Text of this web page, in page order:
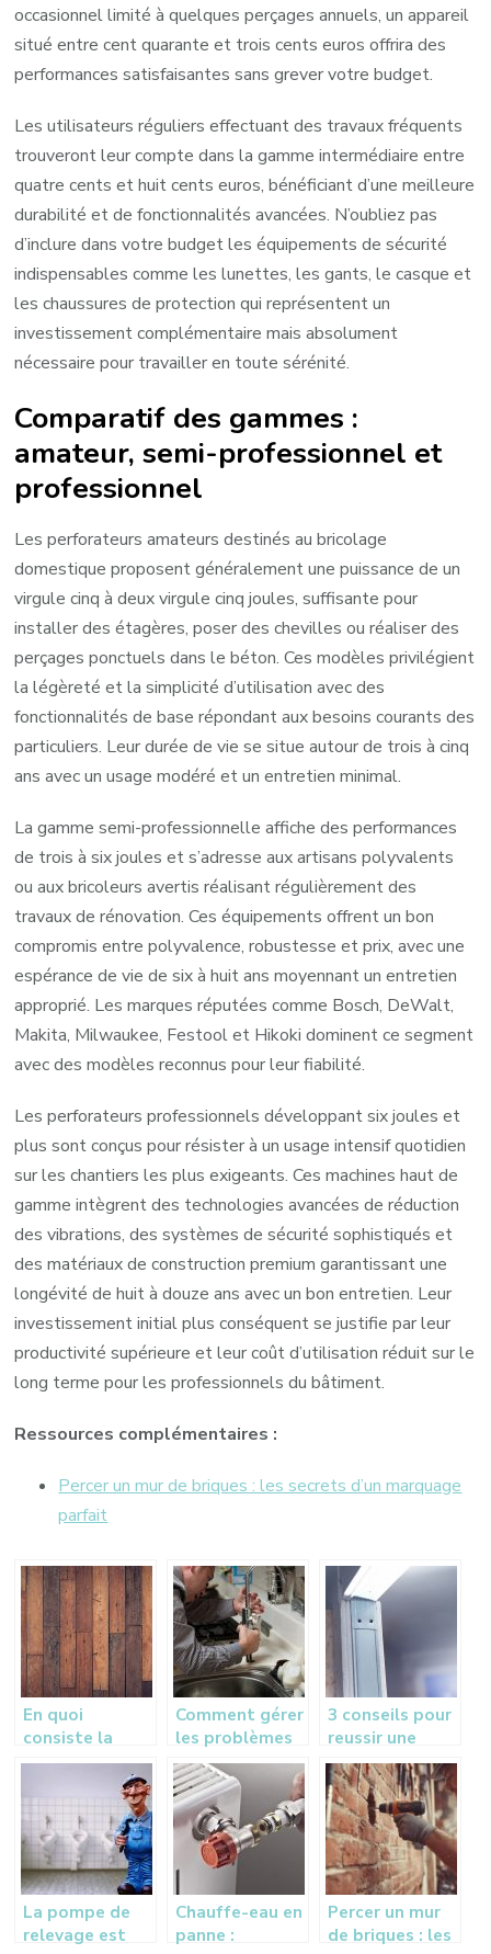
occasionnel limité à quelques perçages annuels, un appareil
situé entre cent quarante et trois cents euros offrira des
performances satisfaisantes sans grever votre budget.
Les utilisateurs réguliers effectuant des travaux fréquents
trouveront leur compte dans la gamme intermédiaire entre
quatre cents et huit cents euros, bénéficiant d’une meilleure
durabilité et de fonctionnalités avancées. N’oubliez pas
d’inclure dans votre budget les équipements de sécurité
indispensables comme les lunettes, les gants, le casque et
les chaussures de protection qui représentent un
investissement complémentaire mais absolument
nécessaire pour travailler en toute sérénité.
Comparatif des gammes :
amateur, semi-professionnel et
professionnel
Les perforateurs amateurs destinés au bricolage
domestique proposent généralement une puissance de un
virgule cinq à deux virgule cinq joules, suffisante pour
installer des étagères, poser des chevilles ou réaliser des
perçages ponctuels dans le béton. Ces modèles privilégient
la légèreté et la simplicité d’utilisation avec des
fonctionnalités de base répondant aux besoins courants des
particuliers. Leur durée de vie se situe autour de trois à cinq
ans avec un usage modéré et un entretien minimal.
La gamme semi-professionnelle affiche des performances
de trois à six joules et s’adresse aux artisans polyvalents
ou aux bricoleurs avertis réalisant régulièrement des
travaux de rénovation. Ces équipements offrent un bon
compromis entre polyvalence, robustesse et prix, avec une
espérance de vie de six à huit ans moyennant un entretien
approprié. Les marques réputées comme Bosch, DeWalt,
Makita, Milwaukee, Festool et Hikoki dominent ce segment
avec des modèles reconnus pour leur fiabilité.
Les perforateurs professionnels développant six joules et
plus sont conçus pour résister à un usage intensif quotidien
sur les chantiers les plus exigeants. Ces machines haut de
gamme intègrent des technologies avancées de réduction
des vibrations, des systèmes de sécurité sophistiqués et
des matériaux de construction premium garantissant une
longévité de huit à douze ans avec un bon entretien. Leur
investissement initial plus conséquent se justifie par leur
productivité supérieure et leur coût d’utilisation réduit sur le
long terme pour les professionnels du bâtiment.
Ressources complémentaires :
Percer un mur de briques : les secrets d’un marquage
parfait
En quoi
consiste la
rénovation d’un
parquet en bois
Comment gérer
les problèmes
de plomberie ?
3 conseils pour
reussir une
pose de placo
La pompe de
relevage est
Chauffe-eau en
panne :
Percer un mur
de briques : les